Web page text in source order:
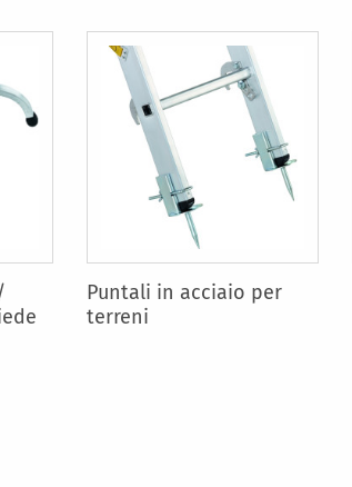
Puntali in acciaio per
terreni